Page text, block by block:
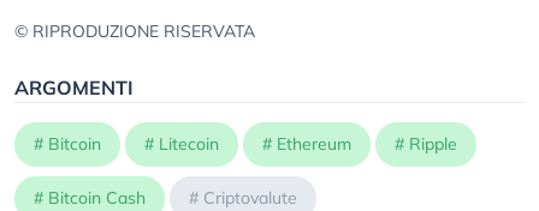
© RIPRODUZIONE RISERVATA
ARGOMENTI
# Bitcoin # Litecoin # Ethereum # Ripple
# Bitcoin Cash # Criptovalute